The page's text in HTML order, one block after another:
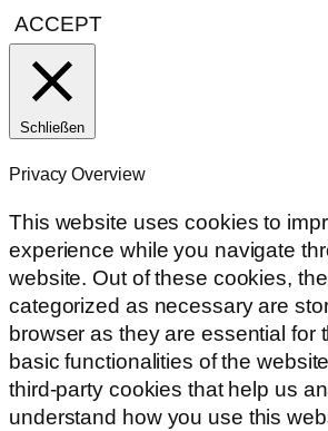
ACCEPT
Schließen
Privacy Overview
This website uses cookies to
experience while you navigate
website. Out of these cookies,
categorized as necessary are
browser as they are essential for
basic functionalities of the
third-party cookies that help us
understand how you use this